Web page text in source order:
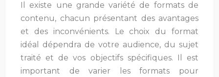
Il existe une grande variété de formats de
contenu, chacun présentant des avantages
et des inconvénients. Le choix du format
idéal dépendra de votre audience, du sujet
traité et de vos objectifs spécifiques. Il est
important de varier les formats pour